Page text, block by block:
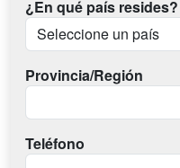
¿En qué país resides?
Provincia/Región
Teléfono